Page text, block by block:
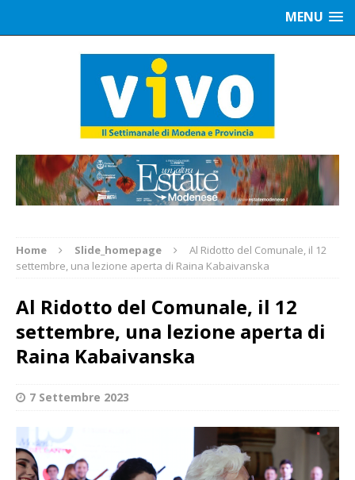
MENU
Home Slide_homepage
Al Ridotto del Comunale, il 12
settembre, una lezione aperta di Raina Kabaivanska
Al Ridotto del Comunale, il 12
settembre, una lezione aperta di
Raina Kabaivanska
7 Settembre 2023